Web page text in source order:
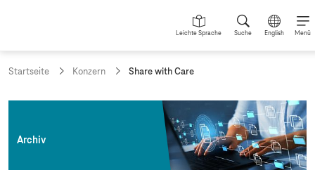
Leichte Sprache Suche English Menü
Startseite Konzern
a
Share with Care
Archiv